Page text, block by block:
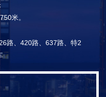
米。
路、420路、637路、特2